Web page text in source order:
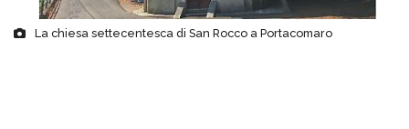
La chiesa settecentesca di San Rocco a Portacomaro